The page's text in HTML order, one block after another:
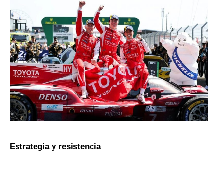
Estrategia y resistencia